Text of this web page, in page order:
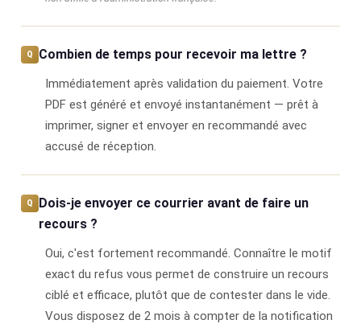
Combien de temps pour recevoir ma lettre ?
Immédiatement après validation du paiement. Votre
PDF est généré et envoyé instantanément — prêt à
imprimer, signer et envoyer en recommandé avec
accusé de réception.
Dois-je envoyer ce courrier avant de faire un
recours ?
Oui, c'est fortement recommandé. Connaître le motif
exact du refus vous permet de construire un recours
ciblé et efficace, plutôt que de contester dans le vide.
Vous disposez de 2 mois à compter de la notification